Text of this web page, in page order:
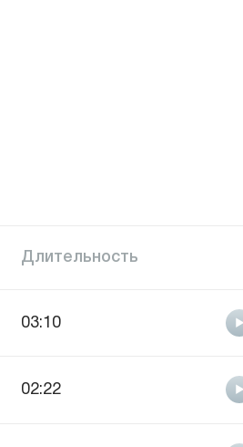
Длительность
03:10
02:22